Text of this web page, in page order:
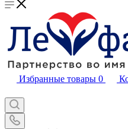
Избранные товары 0